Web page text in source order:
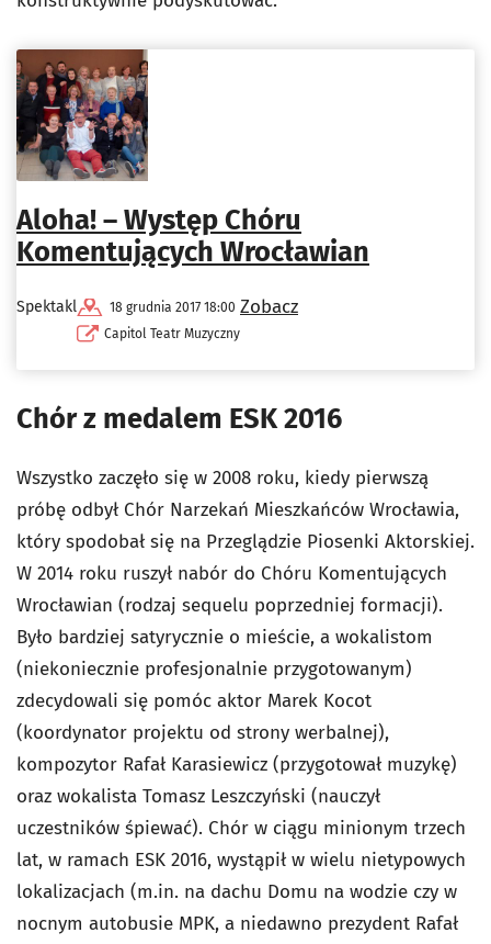
Aloha! – Występ Chóru
Komentujących Wrocławian
Spektakl
18 grudnia 2017 18:00
Capitol Teatr Muzyczny
Zobacz
Chór z medalem ESK 2016
Wszystko zaczęło się w 2008 roku, kiedy pierwszą
próbę odbył Chór Narzekań Mieszkańców Wrocławia,
który spodobał się na Przeglądzie Piosenki Aktorskiej.
W 2014 roku ruszył nabór do Chóru Komentujących
Wrocławian (rodzaj sequelu poprzedniej formacji).
Było bardziej satyrycznie o mieście, a wokalistom
(niekoniecznie profesjonalnie przygotowanym)
zdecydowali się pomóc aktor Marek Kocot
(koordynator projektu od strony werbalnej),
kompozytor Rafał Karasiewicz (przygotował muzykę)
oraz wokalista Tomasz Leszczyński (nauczył
uczestników śpiewać). Chór w ciągu minionym trzech
lat, w ramach ESK 2016, wystąpił w wielu nietypowych
lokalizacjach (m.in. na dachu Domu na wodzie czy w
nocnym autobusie MPK, a niedawno prezydent Rafał